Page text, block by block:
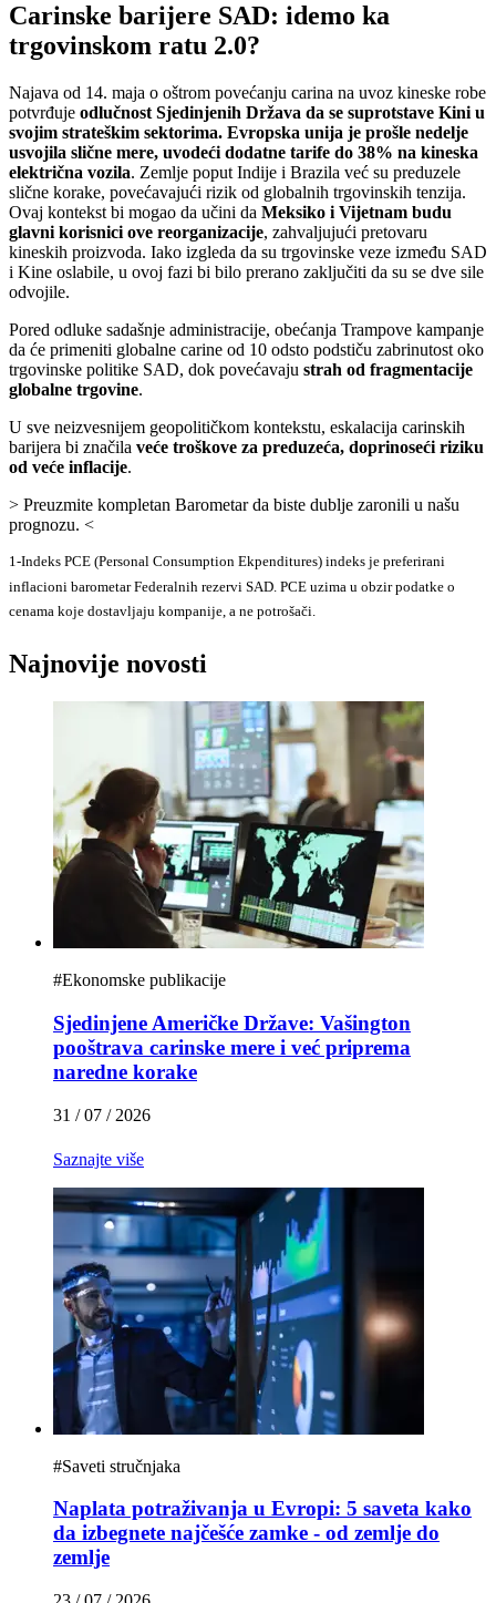
Carinske barijere SAD: idemo ka
trgovinskom ratu 2.0?
Najava od 14. maja o oštrom povećanju carina na uvoz kineske robe
potvrđuje odlučnost Sjedinjenih Država da se suprotstave Kini u
svojim strateškim sektorima. Evropska unija je prošle nedelje
usvojila slične mere, uvodeći dodatne tarife do 38% na kineska
električna vozila. Zemlje poput Indije i Brazila već su preduzele
slične korake, povećavajući rizik od globalnih trgovinskih tenzija.
Ovaj kontekst bi mogao da učini da Meksiko i Vijetnam budu
glavni korisnici ove reorganizacije, zahvaljujući pretovaru
kineskih proizvoda. Iako izgleda da su trgovinske veze između SAD
i Kine oslabile, u ovoj fazi bi bilo prerano zaključiti da su se dve sile
odvojile.
Pored odluke sadašnje administracije, obećanja Trampove kampanje
da će primeniti globalne carine od 10 odsto podstiču zabrinutost oko
trgovinske politike SAD, dok povećavaju strah od fragmentacije
globalne trgovine.
U sve neizvesnijem geopolitičkom kontekstu, eskalacija carinskih
barijera bi značila veće troškove za preduzeća, doprinoseći riziku
od veće inflacije.
> Preuzmite kompletan Barometar da biste dublje zaronili u našu
prognozu. <
1-Indeks PCE (Personal Consumption Ekpenditures) indeks je preferirani
inflacioni barometar Federalnih rezervi SAD. PCE uzima u obzir podatke o
cenama koje dostavljaju kompanije, a ne potrošači.
Najnovije novosti
#Ekonomske publikacije
Sjedinjene Američke Države: Vašington
pooštrava carinske mere i već priprema
naredne korake
31 / 07 / 2026
Saznajte više
#Saveti stručnjaka
Naplata potraživanja u Evropi: 5 saveta kako
da izbegnete najčešće zamke - od zemlje do
zemlje